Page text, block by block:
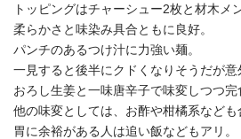
トッピングはチャーシュー2枚と材木メ
柔らかさと味染み具合ともに良好。
パンチのあるつけ汁に力強い麺。
一見すると後半にクドくなりそうだが意
おろし生姜と一味唐辛子で味変しつつ完
他の味変としては、お酢や柑橘系なども
胃に余裕がある人は追い飯などもアリ。